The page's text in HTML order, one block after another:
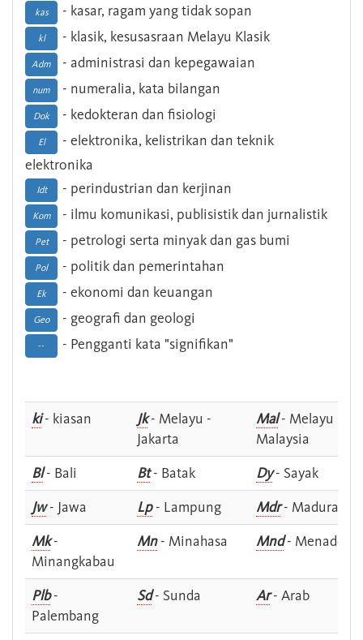
kas - kasar, ragam yang tidak sopan
kl - klasik, kesusasraan Melayu Klasik
Adm - administrasi dan kepegawaian
num - numeralia, kata bilangan
Dok - kedokteran dan fisiologi
El
- elektronika, kelistrikan dan teknik
elektronika
Idt - perindustrian dan kerjinan
Kom - ilmu komunikasi, publisistik dan jurnalistik
Pet - petrologi serta minyak dan gas bumi
Pol - politik dan pemerintahan
Ek - ekonomi dan keuangan
Geo - geografi dan geologi
-- - Pengganti kata "signifikan"
ki- kiasan Jk- Melayu -
Jakarta
Mal- Melayu -
Malaysia
Bl- Bali Bt- Batak Dy- Sayak
Jw- Jawa Lp- Lampung Mdr- Madura
Mk-
Minangkabau
Mn- Minahasa Mnd- Menado
Plb-
Palembang
Sd- Sunda Ar- Arab